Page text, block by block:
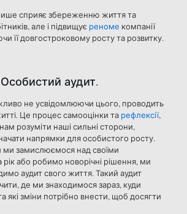
сприяє збереженню життя та
але і підвищує реноме компанії
її довгостроковому росту та розвитку.
Особистий аудит.
не усвідомлюючи цього, проводить
Це процес самооцінки та рефлексії,
розуміти наші сильні сторони,
напрямки для особистого росту.
ми замислюємося над своїми
або робимо новорічні рішення, ми
аудит свого життя. Такий аудит
де ми знаходимося зараз, куди
які зміни потрібно внести, щоб досягти